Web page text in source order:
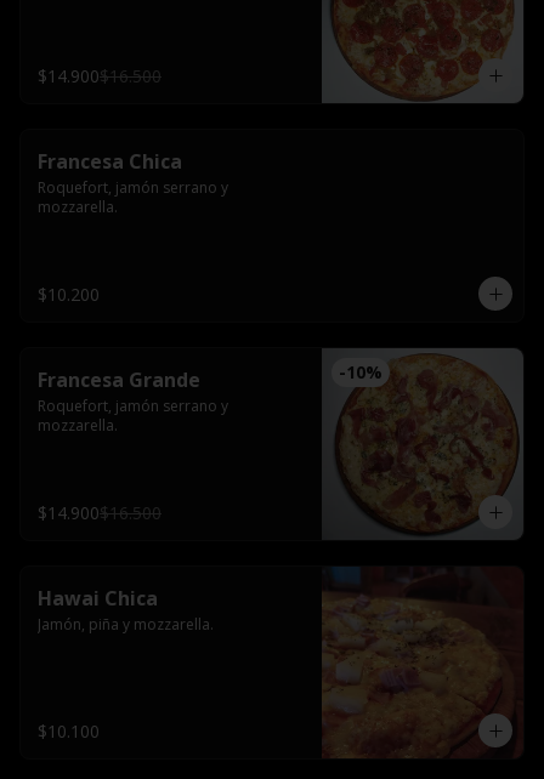
$14.900$16.500
Francesa Chica
Roquefort, jamón serrano y
mozzarella.
$10.200
-10%
Francesa Grande
Roquefort, jamón serrano y
mozzarella.
$14.900$16.500
Hawai Chica
Jamón, piña y mozzarella.
$10.100